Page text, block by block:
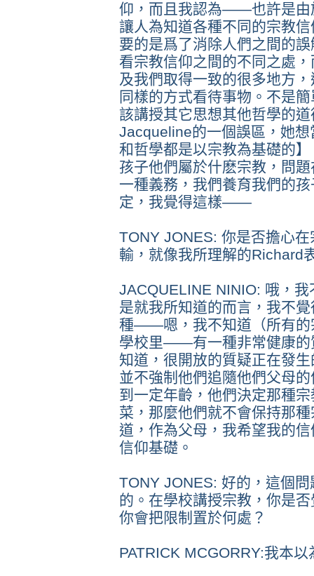
仰，而且我認為——也許是
讓人為知道各種不同的宗教
要的是爲了消除人們之間的
看宗教信仰之間的不同之處
及我們取得一致的很多地方
同樣的方式看待事物。不是
該講授其它思想其他哲學的
Jacqueline的一個誤區，她
和哲學都是以宗教為基礎的
孩子他們屬於什麽宗教，問
一種義務，我們養育我們的
定，我覺得這樣——
TONY JONES: 你是否擔心
輸，就像我所理解的Richard
JACQUELINE NINIO: 哦，
是就我所知道的而言，我不
種——嗯，我不知道（所有的
學校里——有一種非常健康的
知道，很開放的質疑正在發
並不強制他們追隨他們父母
到一定年齡，他們決定那種
菜，那麼他們就不會保持那
道，作為父母，我希望我的
信仰基礎。
TONY JONES: 好的，這個
的。在學校講授宗教，你是
你會把限制置於何處？
PATRICK MCGORRY:我本